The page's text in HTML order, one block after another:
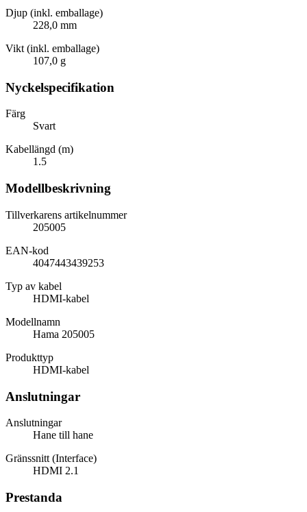
Djup (inkl. emballage)
228,0 mm
Vikt (inkl. emballage)
107,0 g
Nyckelspecifikation
Färg
Svart
Kabellängd (m)
1.5
Modellbeskrivning
Tillverkarens artikelnummer
205005
EAN-kod
4047443439253
Typ av kabel
HDMI-kabel
Modellnamn
Hama 205005
Produkttyp
HDMI-kabel
Anslutningar
Anslutningar
Hane till hane
Gränssnitt (Interface)
HDMI 2.1
Prestanda